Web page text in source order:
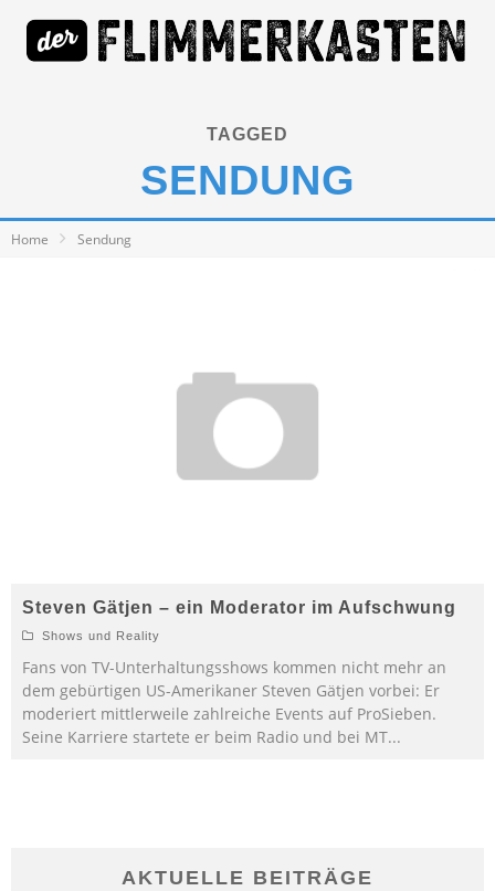
TAGGED
SENDUNG
Home Sendung
Steven Gätjen – ein Moderator im Aufschwung
Shows und Reality
Fans von TV-Unterhaltungsshows kommen nicht mehr an
dem gebürtigen US-Amerikaner Steven Gätjen vorbei: Er
moderiert mittlerweile zahlreiche Events auf ProSieben.
Seine Karriere startete er beim Radio und bei MT...
AKTUELLE BEITRÄGE